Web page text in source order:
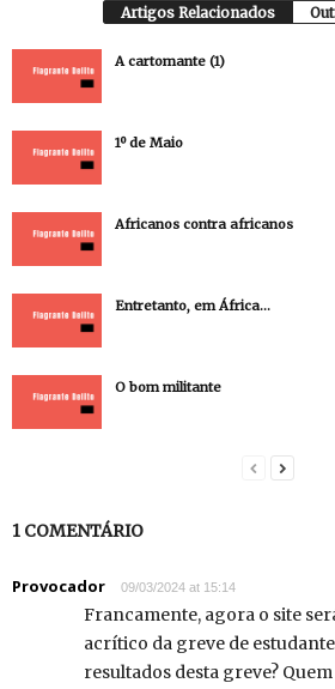
Artigos Relacionados
A cartomante (1)
1º de Maio
Africanos contra africanos
Entretanto, em África…
O bom militante
1 COMENTÁRIO
Provocador 09/03/2024 at 15:14
Francamente, agora o site
acrítico da greve de
resultados desta greve?